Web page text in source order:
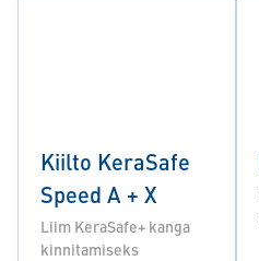
Kiilto KeraSafe
Speed A + X
Liim KeraSafe+ kanga
kinnitamiseks